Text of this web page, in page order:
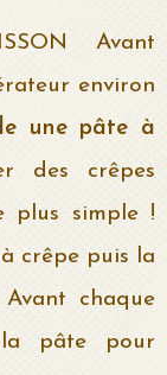
Avant
environ
une pâte à
des crêpes
plus simple !
crêpe puis la
chaque
la pâte pour